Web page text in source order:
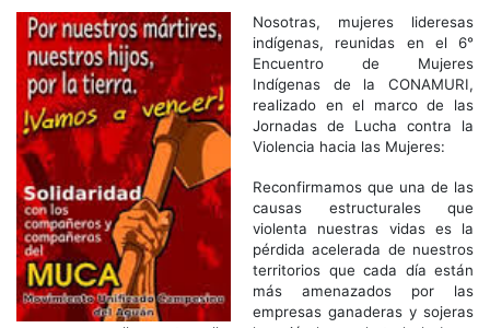
Nosotras, mujeres lideresas
indígenas, reunidas en el 6°
Encuentro de Mujeres
Indígenas de la CONAMURI,
realizado en el marco de las
Jornadas de Lucha contra la
Violencia hacia las Mujeres:
Reconfirmamos que una de las
causas estructurales que
violenta nuestras vidas es la
pérdida acelerada de nuestros
territorios que cada día están
más amenazados por las
empresas ganaderas y sojeras